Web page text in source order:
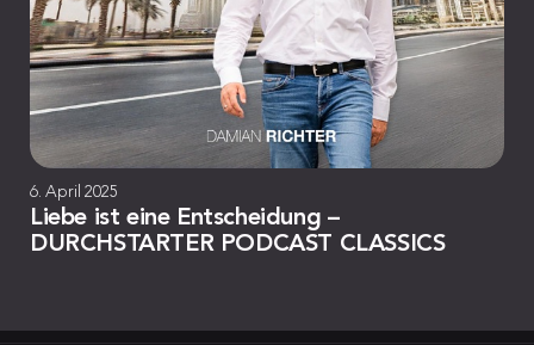
6. April 2025
Liebe ist eine Entscheidung –
DURCHSTARTER PODCAST CLASSICS